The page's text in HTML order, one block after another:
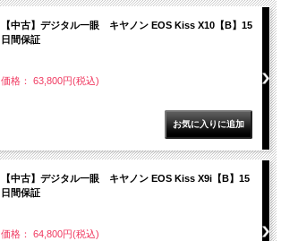
【中古】デジタル一眼 キヤノン EOS Kiss X10【B】15
日間保証
価格： 63,800円(税込)
【中古】デジタル一眼 キヤノン EOS Kiss X9i【B】15
日間保証
価格： 64,800円(税込)